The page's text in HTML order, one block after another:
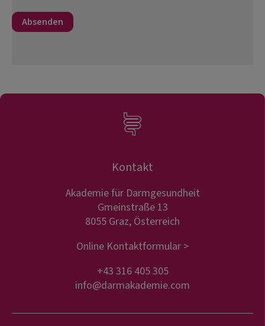
Kontakt
Akademie für Darmgesundheit
Gmeinstraße 13
8055 Graz, Österreich
Online Kontaktformular >
+43 316 405 305
info@darmakademie.com